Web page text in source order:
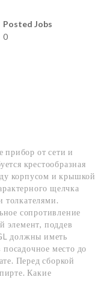
Posted Jobs
0
прибор от сети и
крестообразная
корпусом и крышкой
щелчка
толкателями.
сопротивление
элемент, поддев
должны иметь
место до
Перед сборкой
Какие